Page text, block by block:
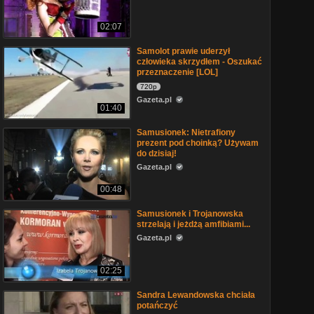
02:07
01:40
Samolot prawie uderzył
człowieka skrzydłem - Oszukać
przeznaczenie [LOL]
720p
Gazeta.pl
00:48
Samusionek: Nietrafiony
prezent pod choinką? Używam
do dzisiaj!
Gazeta.pl
02:25
Samusionek i Trojanowska
strzelają i jeżdżą amfibiami...
Gazeta.pl
Sandra Lewandowska chciała
potańczyć